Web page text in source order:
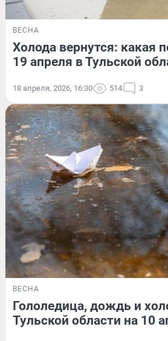
ВЕСНА
Холода вернутся: какая
19 апреля в Тульской
18 апреля, 2026, 16:30 514 3
ВЕСНА
Гололедица, дождь и
Тульской области на 10